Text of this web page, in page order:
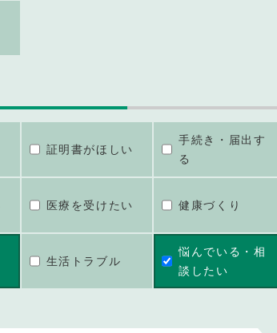
証明書がほしい
手続き・届出す
る
医療を受けたい 健康づくり
生活トラブル
悩んでいる・相
談したい